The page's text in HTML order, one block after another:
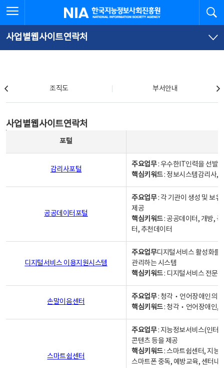
문
로
가
체
뉴
바
가
한국지능정보사회진흥원
사업별웹사이트연락처
조직도 부서안내
사업별웹사이트연락처
포털
감리사포털
주요업무: 우수한IT인력을 선발
핵심키워드: 정보시스템감리사,
공공데이터포털
주요업무: 각 기관이 생성 및 보
제공
핵심키워드: 공공데이터, 개방,
터, 추천데이터
디지털서비스 이용지원시스템
주요업무디지털서비스 활성화를
관리하는 시스템
핵심키워드: 디지털서비스 전문
손말이음센터
주요업무: 청각‧언어장애인의
핵심키워드: 청각‧언어장애인,
스마트쉼센터
주요업무: 지능정보서비스(인터
콘텐츠 등을 제공
핵심키워드: 스마트쉼센터, 지능
스마트폰 중독, 예방교육, 센터내